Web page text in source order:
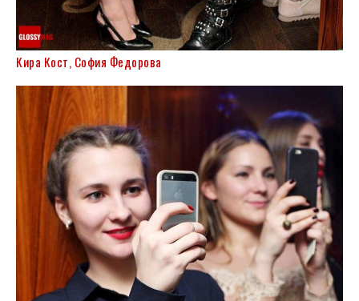
Кира Кост, София Федорова